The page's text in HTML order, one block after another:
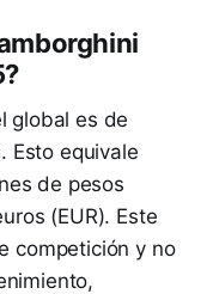
global es de
Esto equivale
de pesos
(EUR). Este
competición y no